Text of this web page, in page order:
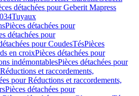
détachées pour Geberit Mapress
Tuyaux
Pièces détachées pour
détachées pour
pour CoudesTésPièces
en croixPièces détachées pour
indémontablesPièces détachées pour
Réductions et raccordements,
pour Réductions et raccordements,
Pièces détachées pour